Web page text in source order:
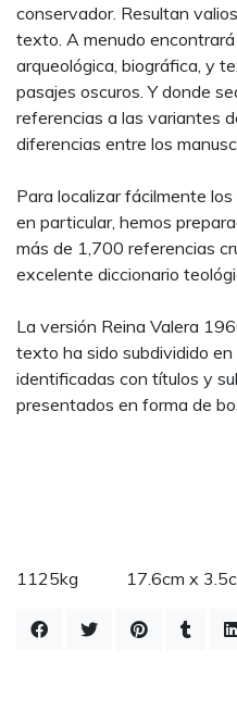
conservador. Resultan
texto. A menudo
arqueológica, biográfica, y
pasajes oscuros. Y donde
referencias a las variantes
diferencias entre los
Para localizar fácilmente
en particular, hemos
más de 1,700 referencias
excelente diccionario
La versión Reina Valera
texto ha sido subdividido
identificadas con títulos y
presentados en forma de
1125kg 17.6cm x